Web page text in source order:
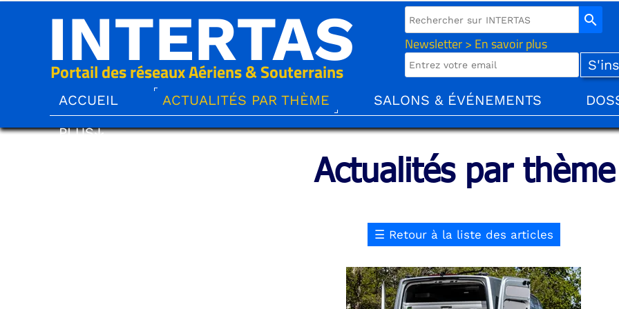
INTERTAS
Portail des réseaux Aériens & Souterrains
Newsletter > En savoir plus
search
ACCUEIL ACTUALITÉS PAR THÈME SALONS & ÉVÉNEMENTS
PLUS↓
Actualités par thème
☰ Retour à la liste des articles